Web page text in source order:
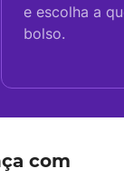
e escolha a
bolso.
com